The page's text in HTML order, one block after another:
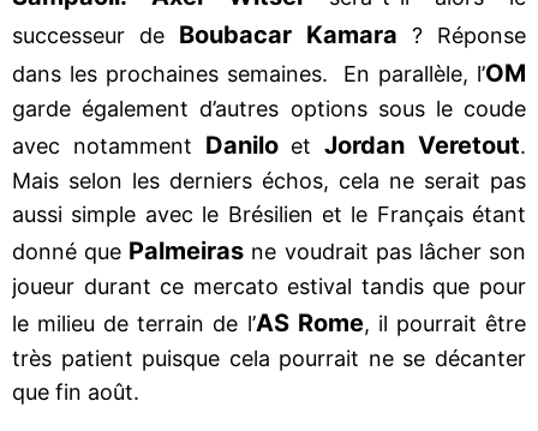
successeur de Boubacar Kamara ? Réponse
dans les prochaines semaines. En parallèle, l’OM
garde également d’autres options sous le coude
avec notamment DaniloetJordan Veretout.
Mais selon les derniers échos, cela ne serait pas
aussi simple avec le Brésilien et le Français étant
donné que Palmeiras ne voudrait pas lâcher son
joueur durant ce mercato estival tandis que pour
le milieu de terrain de l’AS Rome, il pourrait être
très patient puisque cela pourrait ne se décanter
que fin août.